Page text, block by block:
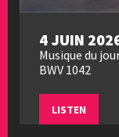
4 JUIN
Musique du
BWV 1042
LISTEN